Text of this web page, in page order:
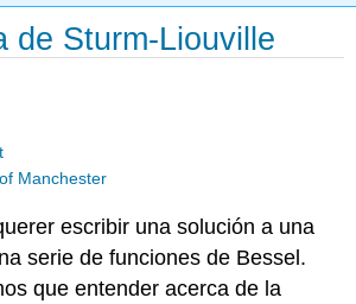
de Sturm-Liouville
Manchester
escribir una solución a una
serie de funciones de Bessel.
que entender acerca de la